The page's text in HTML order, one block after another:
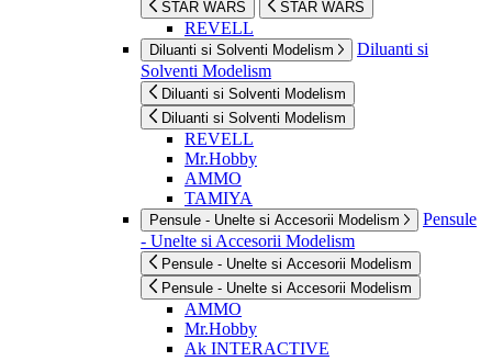
STAR WARS STAR WARS
REVELL
Diluanti si Solventi Modelism
Diluanti si
Solventi Modelism
Diluanti si Solventi Modelism
Diluanti si Solventi Modelism
REVELL
Mr.Hobby
AMMO
TAMIYA
Pensule - Unelte si Accesorii Modelism
Pensule
- Unelte si Accesorii Modelism
Pensule - Unelte si Accesorii Modelism
Pensule - Unelte si Accesorii Modelism
AMMO
Mr.Hobby
Ak INTERACTIVE